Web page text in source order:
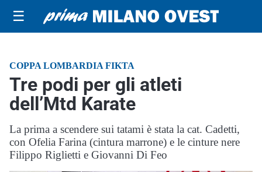
☰
COPPA LOMBARDIA FIKTA
Tre podi per gli atleti
dell’Mtd Karate
La prima a scendere sui tatami è stata la cat. Cadetti,
con Ofelia Farina (cintura marrone) e le cinture nere
Filippo Riglietti e Giovanni Di Feo